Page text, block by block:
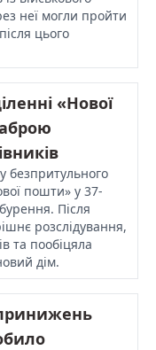
неї могли пройти
цього
«Нової
безпритульного
пошти» у 37-
Після
розслідування,
та пообіцяла
дім.